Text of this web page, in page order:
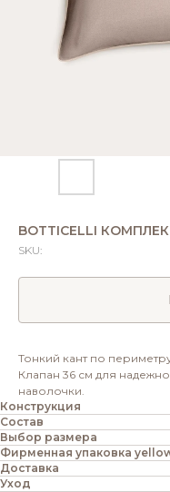
BOTTICELLI
SKU:
Тонкий кант по
Клапан 36 см для
наволочки.
Конструкция
Состав
Выбор размера
Фирменная упаковка
Доставка
Уход